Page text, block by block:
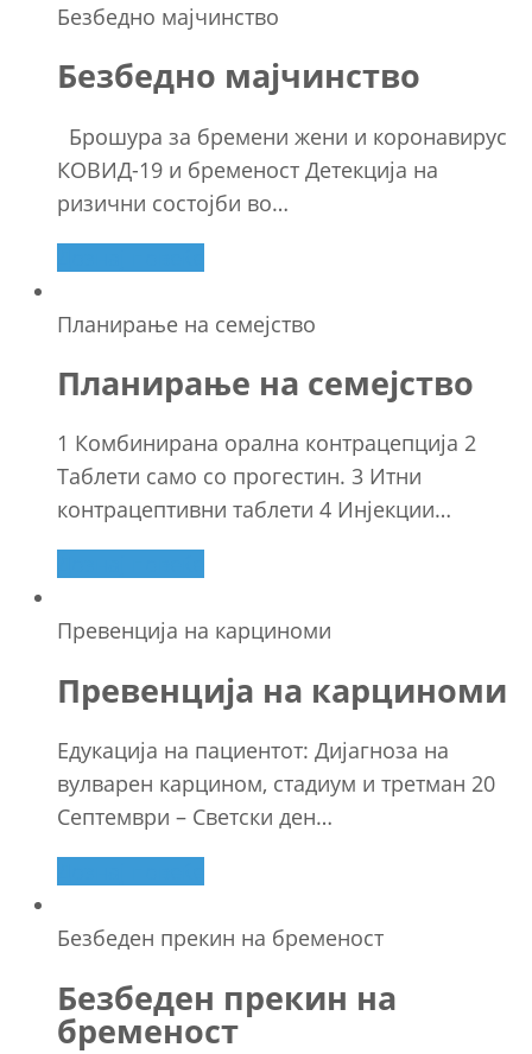
Безбедно мајчинство
Безбедно мајчинство
Брошура за бремени жени и коронавирус
КОВИД-19 и бременост Детекција на
ризични состојби во…
Планирање на семејство
Планирање на семејство
1 Комбинирана орална контрацепција 2
Таблети само со прогестин. 3 Итни
контрацептивни таблети 4 Инјекции…
Превенција на карциноми
Превенција на карциноми
Едукација на пациентот: Дијагноза на
вулварен карцином, стадиум и третман 20
Септември – Светски ден…
Безбеден прекин на бременост
Безбеден прекин на
бременост